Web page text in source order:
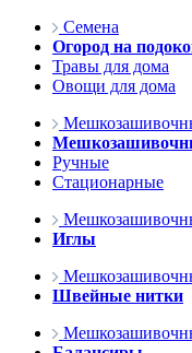
Семена
Огород на
Травы для дома
Овощи для дома
Ручные
Стационарные
Иглы
Швейные нитки